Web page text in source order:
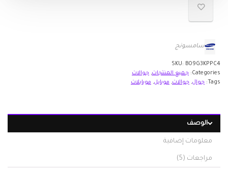
سامسونج
SKU: B09G3KPPC4
Categories: جميع المنتجات, جوالات
Tags:
جوال, جوالات, موبايل, موبايلات
الوصف
معلومات إضافية
مراجعات (5)